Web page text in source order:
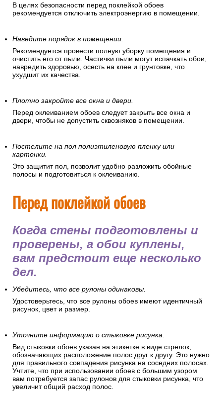
В целях безопасности перед поклейкой обоев
рекомендуется отключить электроэнергию в помещении.
Наведите порядок в помещении.
Рекомендуется провести полную уборку помещения и
очистить его от пыли. Частички пыли могут испачкать обои,
навредить здоровью, осесть на клее и грунтовке, что
ухудшит их качества.
Плотно закройте все окна и двери.
Перед оклеиванием обоев следует закрыть все окна и
двери, чтобы не допустить сквозняков в помещении.
Постелите на пол полиэтиленовую пленку или
картонки.
Это защитит пол, позволит удобно разложить обойные
полосы и подготовиться к оклеиванию.
Перед поклейкой обоев
Когда стены подготовлены и
проверены, а обои куплены,
вам предстоит еще несколько
дел.
Убедитесь, что все рулоны одинаковы.
Удостоверьтесь, что все рулоны обоев имеют идентичный
рисунок, цвет и размер.
Уточните информацию о стыковке рисунка.
Вид стыковки обоев указан на этикетке в виде стрелок,
обозначающих расположение полос друг к другу. Это нужно
для правильного совпадения рисунка на соседних полосах.
Учтите, что при использовании обоев с большим узором
вам потребуется запас рулонов для стыковки рисунка, что
увеличит общий расход полос.